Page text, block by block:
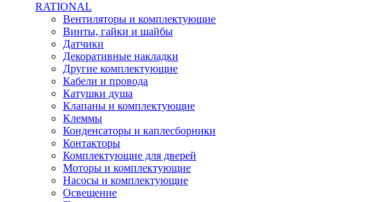
RATIONAL
Вентиляторы и комплектующие
Винты, гайки и шайбы
Датчики
Декоративные накладки
Другие комплектующие
Кабели и провода
Катушки душа
Клапаны и комплектующие
Клеммы
Конденсаторы и каплесборники
Контакторы
Комплектующие для дверей
Моторы и комплектующие
Насосы и комплектующие
Освещение